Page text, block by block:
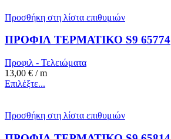
Προσθήκη στη λίστα επιθυμιών
ΠΡΟΦΙΛ ΤΕΡΜΑΤΙΚΟ S9 65774
Προφιλ - Τελειώματα
13,00 € / m
Επιλέξτε...
Προσθήκη στη λίστα επιθυμιών